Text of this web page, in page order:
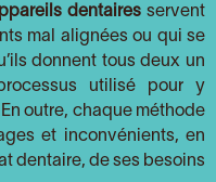
dentaires servent
mal alignées ou qui se
donnent tous deux un
utilisé pour y
outre, chaque méthode
et inconvénients, en
dentaire, de ses besoins